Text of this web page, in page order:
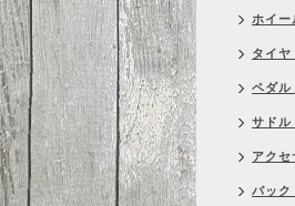
ホイー
タイヤ
ペダル
サドル
アクセ
バック